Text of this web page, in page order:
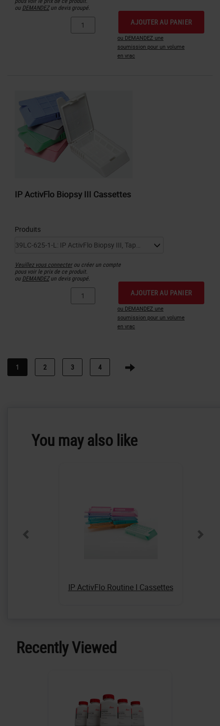
ou DEMANDEZun devis groupé.
AJOUTER AU PANIER
ou DEMANDEZ une
soumission pour un volume
en vrac
IP ActivFlo Biopsy III Cassettes
Produits
Veuillez vous connecterou créer un compte
pous voir le prix de ce produit.
ou DEMANDEZun devis groupé.
AJOUTER AU PANIER
ou DEMANDEZ une
soumission pour un volume
en vrac
1 2 3 4
You may also like
IP ActivFlo Routine I Cassettes
Recently Viewed